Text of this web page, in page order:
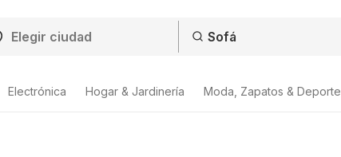
Electrónica Hogar & Jardinería Moda, Zapatos & Deporte